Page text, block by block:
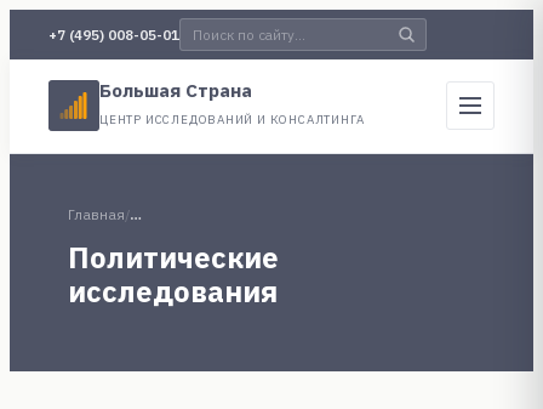
+7 (495) 008-05-01
Большая Страна
ЦЕНТР ИССЛЕДОВАНИЙ И КОНСАЛТИНГА
Главная/…
Политические
исследования